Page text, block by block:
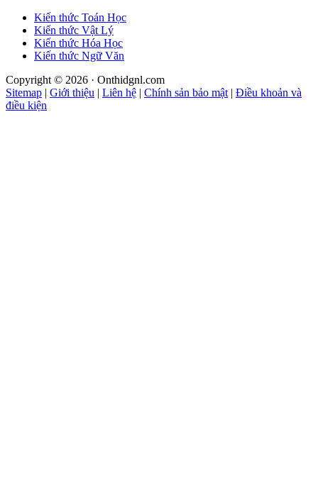
Kiến thức Toán Học
Kiến thức Vật Lý
Kiến thức Hóa Học
Kiến thức Ngữ Văn
Copyright © 2026 · Onthidgnl.com
Sitemap | Giới thiệu | Liên hệ | Chính sản bảo mật | Điều khoản và
điều kiện